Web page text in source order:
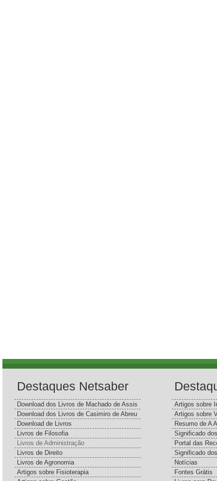
Destaques Netsaber
Download dos Livros de Machado de Assis
Download dos Livros de Casimiro de Abreu
Download de Livros
Livros de Filosofia
Livros de Administração
Livros de Direito
Livros de Agronomia
Artigos sobre Fisioterapia
Artigos sobre
Artigos sobre
Resumo de A
Significado
Portal das
Significado
Notícias
Fontes Grátis